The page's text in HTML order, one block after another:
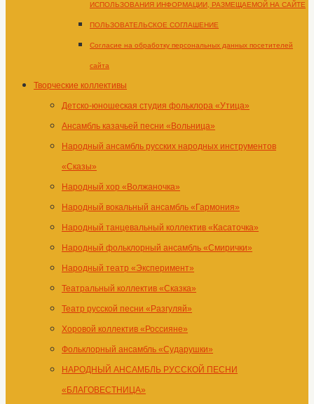
ИСПОЛЬЗОВАНИЯ ИНФОРМАЦИИ, РАЗМЕЩАЕМОЙ НА САЙТЕ
ПОЛЬЗОВАТЕЛЬСКОЕ СОГЛАШЕНИЕ
Согласие на обработку персональных данных посетителей
сайта
Творческие коллективы
Детско-юношеская студия фольклора «Утица»
Ансамбль казачьей песни «Вольница»
Народный ансамбль русских народных инструментов
«Сказы»
Народный хор «Волжаночка»
Народный вокальный ансамбль «Гармония»
Народный танцевальный коллектив «Касаточка»
Народный фольклорный ансамбль «Смирички»
Народный театр «Эксперимент»
Театральный коллектив «Сказка»
Театр русской песни «Разгуляй»
Хоровой коллектив «Россияне»
Фольклорный ансамбль «Сударушки»
НАРОДНЫЙ АНСАМБЛЬ РУССКОЙ ПЕСНИ
«БЛАГОВЕСТНИЦА»